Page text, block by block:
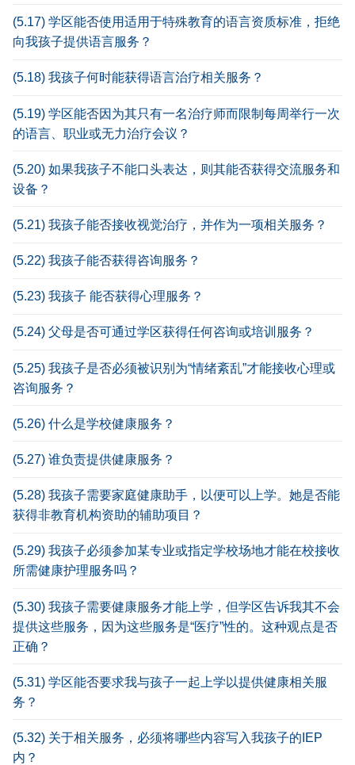
(5.17) 学区能否使用适用于特殊教育的语言资质标准，拒绝
向我孩子提供语言服务？
(5.18) 我孩子何时能获得语言治疗相关服务？
(5.19) 学区能否因为其只有一名治疗师而限制每周举行一次
的语言、职业或无力治疗会议？
(5.20) 如果我孩子不能口头表达，则其能否获得交流服务和
设备？
(5.21) 我孩子能否接收视觉治疗，并作为一项相关服务？
(5.22) 我孩子能否获得咨询服务？
(5.23) 我孩子 能否获得心理服务？
(5.24) 父母是否可通过学区获得任何咨询或培训服务？
(5.25) 我孩子是否必须被识别为“情绪紊乱”才能接收心理或
咨询服务？
(5.26) 什么是学校健康服务？
(5.27) 谁负责提供健康服务？
(5.28) 我孩子需要家庭健康助手，以便可以上学。她是否能
获得非教育机构资助的辅助项目？
(5.29) 我孩子必须参加某专业或指定学校场地才能在校接收
所需健康护理服务吗？
(5.30) 我孩子需要健康服务才能上学，但学区告诉我其不会
提供这些服务，因为这些服务是“医疗”性的。这种观点是否
正确？
(5.31) 学区能否要求我与孩子一起上学以提供健康相关服
务？
(5.32) 关于相关服务，必须将哪些内容写入我孩子的IEP
内？